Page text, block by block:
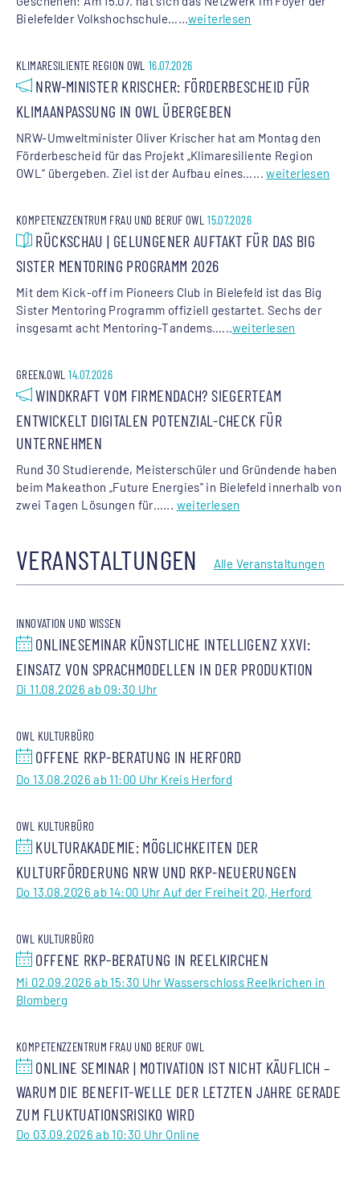
Bielefelder Volkshochschule…...weiterlesen
KLIMARESILIENTE REGION OWL 16.07.2026
NRW-MINISTER KRISCHER: FÖRDERBESCHEID FÜR
KLIMAANPASSUNG IN OWL ÜBERGEBEN
NRW-Umweltminister Oliver Krischer hat am Montag den
Förderbescheid für das Projekt „Klimaresiliente Region
OWL“ übergeben. Ziel ist der Aufbau eines…...weiterlesen
KOMPETENZZENTRUM FRAU UND BERUF OWL 15.07.2026
RÜCKSCHAU | GELUNGENER AUFTAKT FÜR DAS BIG
SISTER MENTORING PROGRAMM 2026
Mit dem Kick-off im Pioneers Club in Bielefeld ist das Big
Sister Mentoring Programm offiziell gestartet. Sechs der
insgesamt acht Mentoring-Tandems…...weiterlesen
GREEN.OWL 14.07.2026
WINDKRAFT VOM FIRMENDACH? SIEGERTEAM
ENTWICKELT DIGITALEN POTENZIAL-CHECK FÜR
UNTERNEHMEN
Rund 30 Studierende, Meisterschüler und Gründende haben
beim Makeathon „Future Energies" in Bielefeld innerhalb von
zwei Tagen Lösungen für…... weiterlesen
VERANSTALTUNGEN Alle Veranstaltungen
INNOVATION UND WISSEN
ONLINESEMINAR KÜNSTLICHE INTELLIGENZ XXVI:
EINSATZ VON SPRACHMODELLEN IN DER PRODUKTION
Di 11.08.2026 ab 09:30 Uhr
OWL KULTURBÜRO
OFFENE RKP-BERATUNG IN HERFORD
Do 13.08.2026 ab 11:00 Uhr Kreis Herford
OWL KULTURBÜRO
KULTURAKADEMIE: MÖGLICHKEITEN DER
KULTURFÖRDERUNG NRW UND RKP-NEUERUNGEN
Do 13.08.2026 ab 14:00 Uhr Auf der Freiheit 20, Herford
OWL KULTURBÜRO
OFFENE RKP-BERATUNG IN REELKIRCHEN
Mi 02.09.2026 ab 15:30 Uhr Wasserschloss Reelkrichen in
Blomberg
KOMPETENZZENTRUM FRAU UND BERUF OWL
ONLINE SEMINAR | MOTIVATION IST NICHT KÄUFLICH –
WARUM DIE BENEFIT-WELLE DER LETZTEN JAHRE GERADE
ZUM FLUKTUATIONSRISIKO WIRD
Do 03.09.2026 ab 10:30 Uhr Online